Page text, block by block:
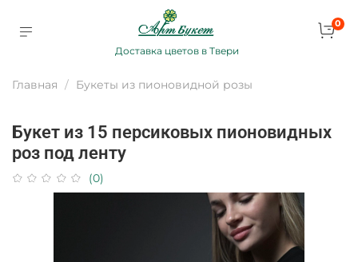
Доставка цветов в Твери
0
Главная Букеты из пионовидной розы
Букет из 15 персиковых пионовидных
роз под ленту
(0)